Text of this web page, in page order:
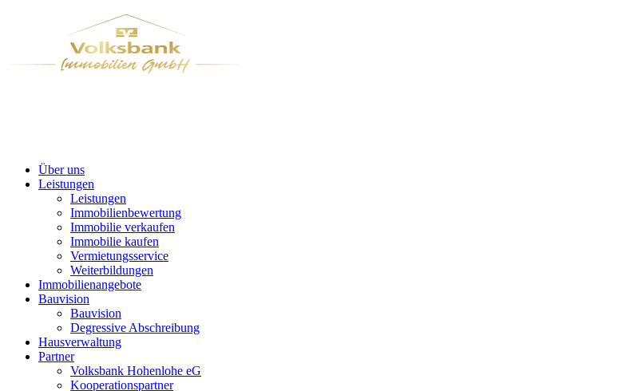
Über uns
Leistungen
Leistungen
Immobilienbewertung
Immobilie verkaufen
Immobilie kaufen
Vermietungsservice
Weiterbildungen
Immobilienangebote
Bauvision
Bauvision
Degressive Abschreibung
Hausverwaltung
Partner
Volksbank Hohenlohe eG
Kooperationspartner